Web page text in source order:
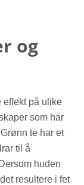
og
effekt på ulike
som har
te har et
til å
huden
resultere i fet